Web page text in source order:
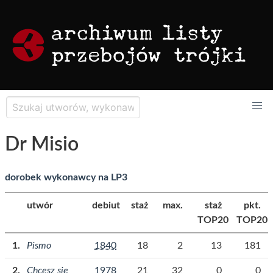
Dr Misio
dorobek wykonawcy na LP3
utwór debiut staż max.
staż
TOP20
pkt.
TOP20
Pismo 1840 18 2 13 181
Chcesz się 1978 21 32 0 0